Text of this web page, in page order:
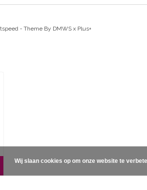
- Theme By DMWS x Plus+
Wij slaan cookies op om onze website te